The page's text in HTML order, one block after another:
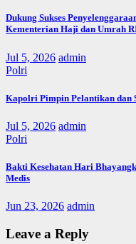
Dukung Sukses
Kementerian Haji dan Umrah
Jul 5, 2026 admin
Polri
Kapolri Pimpin Pelantikan dan
Jul 5, 2026 admin
Polri
Bakti Kesehatan Hari
Medis
Jun 23, 2026 admin
Leave a Reply